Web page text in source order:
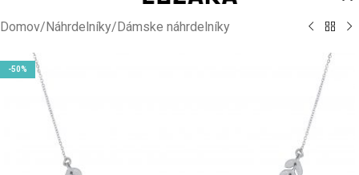
Domov/Náhrdelníky/Dámske náhrdelníky
-50%